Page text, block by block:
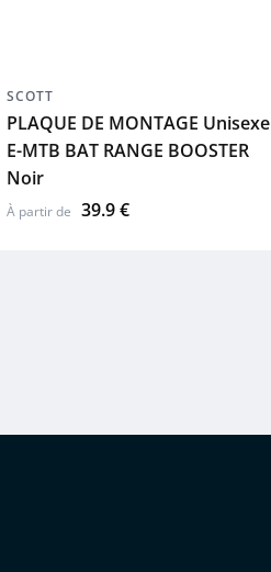
SCOTT
PLAQUE DE MONTAGE Unisexe
E-MTB BAT RANGE BOOSTER
Noir
À partir de 39.9 €